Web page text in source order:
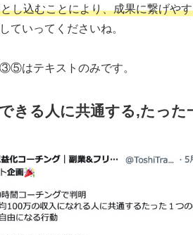
し込むことにより、成果に繋げや
ていってくださいね。
テキストのみです。
きる人に共通する,たった